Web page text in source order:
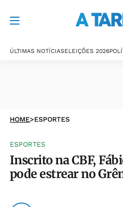
ÚLTIMAS NOTÍCIASELEIÇÕES 2026
HOME>ESPORTES
ESPORTES
Inscrito na CBF,
pode estrear no